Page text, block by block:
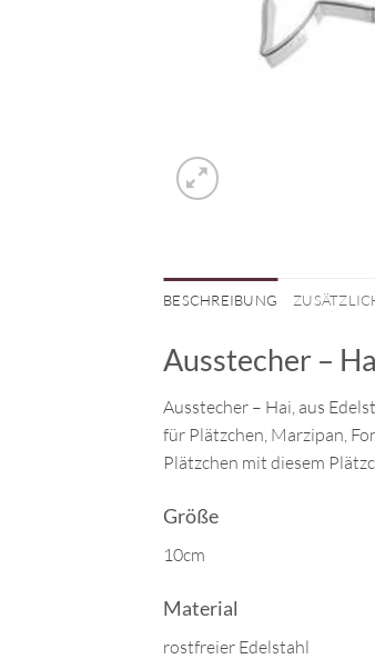
BESCHREIBUNG
Ausstecher –
Ausstecher – Hai, aus
für Plätzchen, Marzipan,
Plätzchen mit diesem
Größe
10cm
Material
rostfreier Edelstahl